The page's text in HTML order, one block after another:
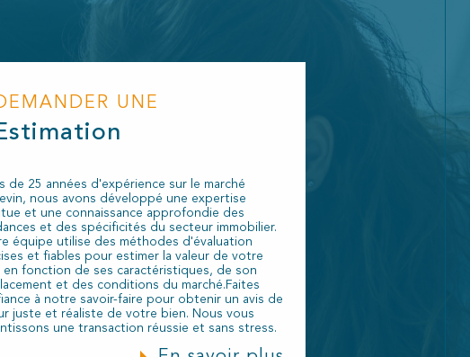
DEMANDER UNE
de 25 années d'expérience sur le marché
nous avons développé une expertise
et une connaissance approfondie des
et des spécificités du secteur immobilier.
équipe utilise des méthodes d'évaluation
et fiables pour estimer la valeur de votre
en fonction de ses caractéristiques, de son
et des conditions du marché.Faites
à notre savoir-faire pour obtenir un avis de
juste et réaliste de votre bien. Nous vous
une transaction réussie et sans stress.